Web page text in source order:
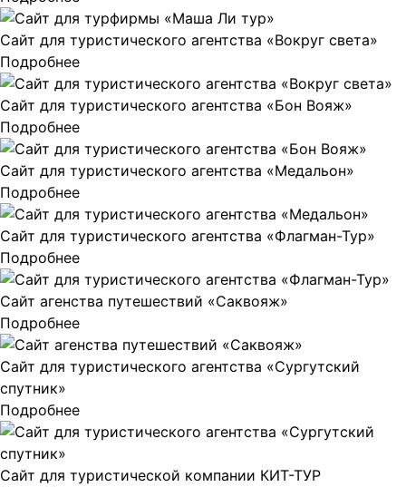
Сайт для туристического агентства «Вокруг света»
Подробнее
Сайт для туристического агентства «Бон Вояж»
Подробнее
Сайт для туристического агентства «Медальон»
Подробнее
Сайт для туристического агентства «Флагман-Тур»
Подробнее
Сайт агенства путешествий «Саквояж»
Подробнее
Сайт для туристического агентства «Сургутский
спутник»
Подробнее
Сайт для туристической компании КИТ-ТУР